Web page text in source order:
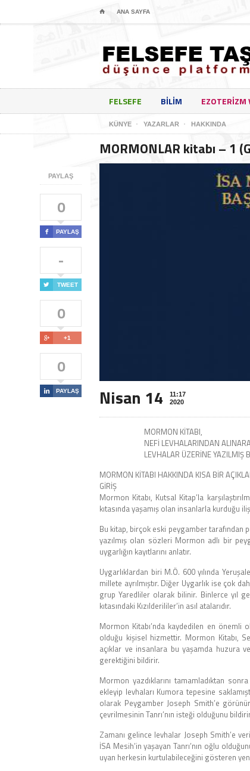
⌂ ANA SAYFA
FELSEFE BILIM EZOTERIZM
KÜNYE YAZARLAR HAKKINDA
PAYLAŞ
0
 PAYLAŞ
-
 TWEET
0
 +1
0
 PAYLAŞ
MORMONLAR kitabı – 1
Nisan 14
11:17
2020
MORMON KİTABI,
NEFİ LEVHALARINDAN
LEVHALAR ÜZERİNE YAZILMIŞ
MORMON KİTABI HAKKINDA KISA BİR
GİRİŞ
Mormon Kitabı, Kutsal Kitap’la
kıtasında yaşamış olan insanlarla kurduğu
Bu kitap, birçok eski peygamber tarafından
yazılmış olan sözleri Mormon adlı bir
uygarlığın kayıtlarını anlatır.
Uygarlıklardan biri M.Ö. 600 yılında
millete ayrılmıştır. Diğer Uygarlık ise çok
grup Yaredliler olarak bilinir. Binlerce yıl
kıtasındaki Kızılderililer’in asıl atalarıdır.
Mormon Kitabı’nda kaydedilen en önemli
olduğu kişisel hizmettir. Mormon Kitabı,
açıklar ve insanlara bu yaşamda huzura
gerektiğini bildirir.
Mormon yazdıklarını tamamladıktan
ekleyip levhaları Kumora tepesine
olarak Peygamber Joseph Smith’e
çevrilmesinin Tanrı’nın isteği olduğunu
Zamanı gelince levhalar Joseph Smith’e
İSA Mesih’in yaşayan Tanrı’nın oğlu
uyan herkesin kurtulabileceğini gösteren